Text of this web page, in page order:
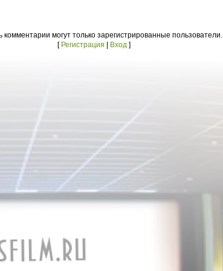
комментарии могут только зарегистрированные пользователи.
[ Регистрация Вход ]